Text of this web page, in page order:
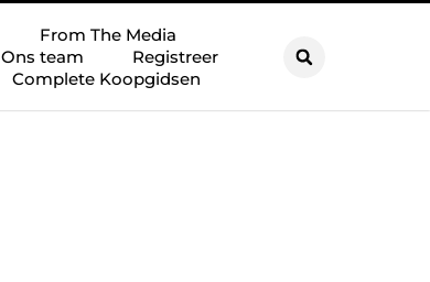
From The Media
Ons team
Registreer
Complete Koopgidsen